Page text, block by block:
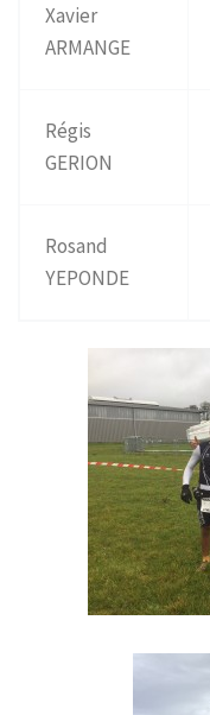
Xavier
ARMANGE
Régis
GERION
Rosand
YEPONDE